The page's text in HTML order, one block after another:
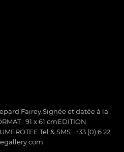
Fairey.Signée et datée à la
: 91 x 61 cmEDITION
& SMS : +33 (0) 6 22